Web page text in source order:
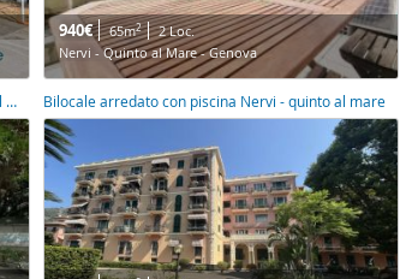
940€ 65m2
2 Loc.
Nervi - Quinto al Mare - Genova
Monolocale arredato con piscina Nervi - quinto al mare Bilocale arredato con piscina Nervi - quinto al mare